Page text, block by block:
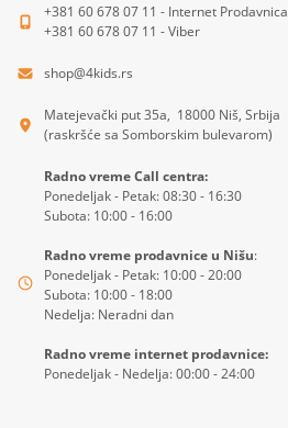
+381 60 678 07 11 - Internet Prodavnica
+381 60 678 07 11 - Viber
shop@4kids.rs
Matejevački put 35a, 18000 Niš, Srbija
(raskršće sa Somborskim bulevarom)
Radno vreme Call centra:
Ponedeljak - Petak: 08:30 - 16:30
Subota: 10:00 - 16:00
Radno vreme prodavnice u Nišu:
Ponedeljak - Petak: 10:00 - 20:00
Subota: 10:00 - 18:00
Nedelja: Neradni dan
Radno vreme internet prodavnice:
Ponedeljak - Nedelja: 00:00 - 24:00